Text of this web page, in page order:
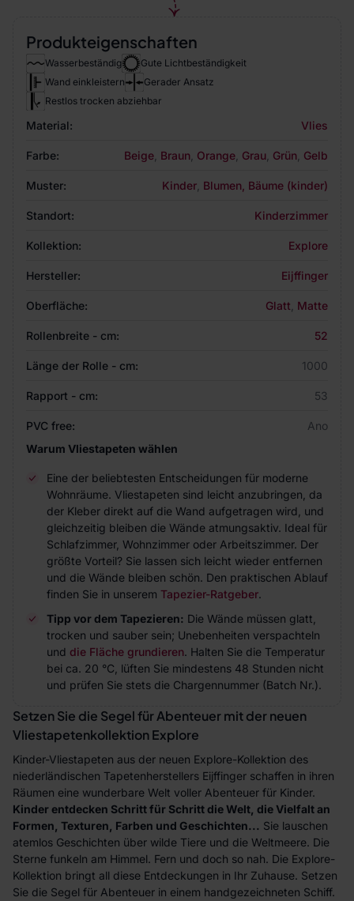
Produkteigenschaften
Wasserbeständig
Gute Lichtbeständigkeit
Wand einkleistern
Gerader Ansatz
Restlos trocken abziehbar
Material: Vlies
Farbe: Beige Braun Orange Grau Grün Gelb
Muster: Kinder Blumen, Bäume (kinder)
Standort: Kinderzimmer
Kollektion: Explore
Hersteller: Eijffinger
Oberfläche: Glatt Matte
Rollenbreite - cm: 52
Länge der Rolle - cm: 1000
Rapport - cm: 53
PVC free:
Ano
Warum Vliestapeten wählen
Eine der beliebtesten Entscheidungen für moderne
Wohnräume. Vliestapeten sind leicht anzubringen, da
der Kleber direkt auf die Wand aufgetragen wird, und
gleichzeitig bleiben die Wände atmungsaktiv. Ideal für
Schlafzimmer, Wohnzimmer oder Arbeitszimmer. Der
größte Vorteil? Sie lassen sich leicht wieder entfernen
und die Wände bleiben schön. Den praktischen Ablauf
finden Sie in unserem Tapezier-Ratgeber.
Tipp vor dem Tapezieren: Die Wände müssen glatt,
trocken und sauber sein; Unebenheiten verspachteln
und die Fläche grundieren. Halten Sie die Temperatur
bei ca. 20 °C, lüften Sie mindestens 48 Stunden nicht
und prüfen Sie stets die Chargennummer (Batch Nr.).
Setzen Sie die Segel für Abenteuer mit der neuen
Vliestapetenkollektion Explore
Kinder-Vliestapeten aus der neuen Explore-Kollektion des
niederländischen Tapetenherstellers Eijffinger schaffen in ihren
Räumen eine wunderbare Welt voller Abenteuer für Kinder.
Kinder entdecken Schritt für Schritt die Welt, die Vielfalt an
Formen, Texturen, Farben und Geschichten... Sie lauschen
atemlos Geschichten über wilde Tiere und die Weltmeere. Die
Sterne funkeln am Himmel. Fern und doch so nah. Die Explore-
Kollektion bringt all diese Entdeckungen in Ihr Zuhause. Setzen
Sie die Segel für Abenteuer in einem handgezeichneten Schiff.